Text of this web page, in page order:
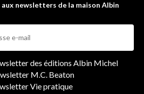
newsletters de la maison Albin
des éditions Albin Michel
M.C. Beaton
Vie pratique